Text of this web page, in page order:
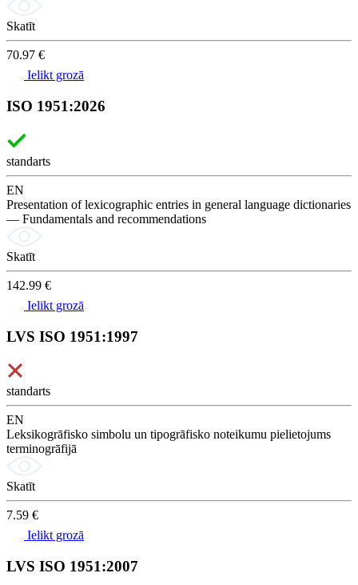
Skatīt
70.97 €
Ielikt grozā
ISO 1951:2026
standarts
EN
Presentation of lexicographic entries in general language dictionaries
— Fundamentals and recommendations
Skatīt
142.99 €
Ielikt grozā
LVS ISO 1951:1997
standarts
EN
Leksikogrāfisko simbolu un tipogrāfisko noteikumu pielietojums
terminogrāfijā
Skatīt
7.59 €
Ielikt grozā
LVS ISO 1951:2007